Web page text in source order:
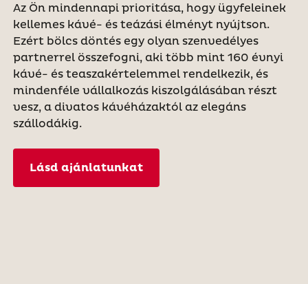
Az Ön mindennapi prioritása, hogy ügyfeleinek
kellemes kávé- és teázási élményt nyújtson.
Ezért bölcs döntés egy olyan szenvedélyes
partnerrel összefogni, aki több mint 160 évnyi
kávé- és teaszakértelemmel rendelkezik, és
mindenféle vállalkozás kiszolgálásában részt
vesz, a divatos kávéházaktól az elegáns
szállodákig.
Lásd ajánlatunkat